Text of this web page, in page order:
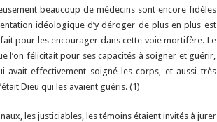
beaucoup de médecins sont encore fidèles
idéologique d’y déroger de plus en plus est
pour les encourager dans cette voie mortifère. Le
l’on félicitait pour ses capacités à soigner et guérir,
avait effectivement soigné les corps, et aussi très
Dieu qui les avaient guéris. (1)
les justiciables, les témoins étaient invités à jurer